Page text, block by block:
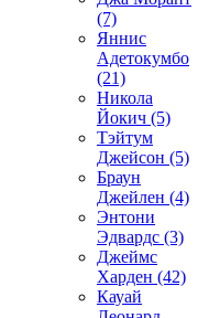
(7)
Яннис
Адетокумбо
(21)
Никола
Йокич (5)
Тэйтум
Джейсон (5)
Браун
Джейлен (4)
Энтони
Эдвардс (3)
Джеймс
Харден (42)
Кауай